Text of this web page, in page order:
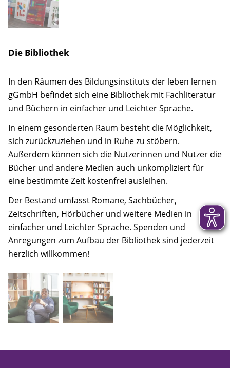
Die Bibliothek
In den Räumen des Bildungsinstituts der leben lernen
gGmbH befindet sich eine Bibliothek mit Fachliteratur
und Büchern in einfacher und Leichter Sprache.
In einem gesonderten Raum besteht die Möglichkeit,
sich zurückzuziehen und in Ruhe zu stöbern.
Außerdem können sich die Nutzerinnen und Nutzer die
Bücher und andere Medien auch unkompliziert für
eine bestimmte Zeit kostenfrei ausleihen.
Der Bestand umfasst Romane, Sachbücher,
Zeitschriften, Hörbücher und weitere Medien in
einfacher und Leichter Sprache. Spenden und
Anregungen zum Aufbau der Bibliothek sind jederzeit
herzlich willkommen!